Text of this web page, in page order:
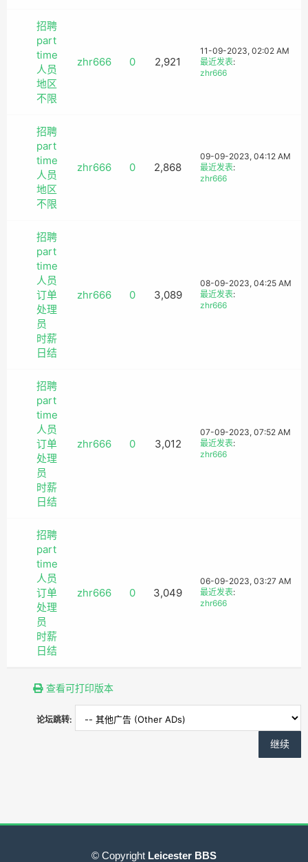
招聘
part
time
人员
地区
不限
zhr666 0 2,921
11-09-2023, 02:02 AM
最近发表:
zhr666
招聘
part
time
人员
地区
不限
zhr666 0 2,868
09-09-2023, 04:12 AM
最近发表:
zhr666
招聘
part
time
人员
订单
处理
员
时薪
日结
zhr666 0 3,089
08-09-2023, 04:25 AM
最近发表:
zhr666
招聘
part
time
人员
订单
处理
员
时薪
日结
zhr666 0 3,012
07-09-2023, 07:52 AM
最近发表:
zhr666
招聘
part
time
人员
订单
处理
员
时薪
日结
zhr666 0 3,049
06-09-2023, 03:27 AM
最近发表:
zhr666
查看可打印版本
论坛跳转:
© Copyright Leicester BBS